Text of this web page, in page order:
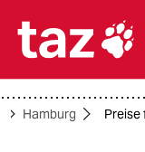

Hamburg Preise